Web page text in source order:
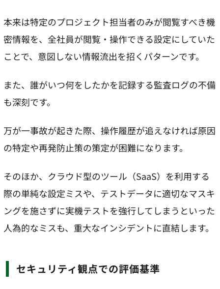
本来は特定のプロジェクト担当者のみが閲覧すべき機
密情報を、全社員が閲覧・操作できる設定にしていた
ことで、意図しない情報流出を招くパターンです。
また、誰がいつ何をしたかを記録する監査ログの不備
も深刻です。
万が一事故が起きた際、操作履歴が追えなければ原因
の特定や再発防止策の策定が困難になります。
そのほか、クラウド型のツール（SaaS）を利用する
際の単純な設定ミスや、テストデータに適切なマスキ
ングを施さずに実機テストを強行してしまうといった
人為的なミスも、重大なインシデントに直結します。
セキュリティ観点での評価基準